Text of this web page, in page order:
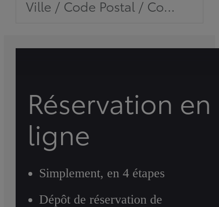
Ville / Code Postal / Concession
Réservation en
ligne
Simplement, en 4 étapes
Dépôt de réservation de